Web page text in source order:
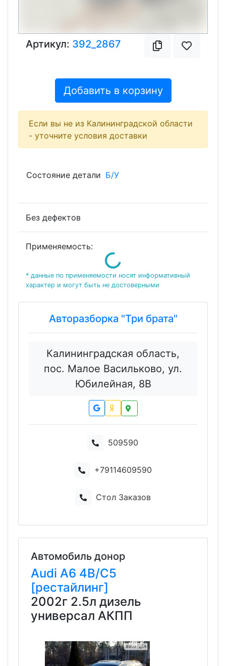
Артикул: 392_2867
Добавить в корзину
Если вы не из Калининградской области
- уточните условия доставки
Состояние детали Б/У
Без дефектов
Применяемость: Loading...
* данные по применяемости носят информативный
характер и могут быть не достоверными
Авторазборка "Три брата"
Калининградская область,
пос. Малое Васильково, ул.
Юбилейная, 8В
509590
+79114609590
Стол Заказов
Автомобиль донор
Audi A6 4B/C5
[рестайлинг]
2002г 2.5л дизель
универсал АКПП